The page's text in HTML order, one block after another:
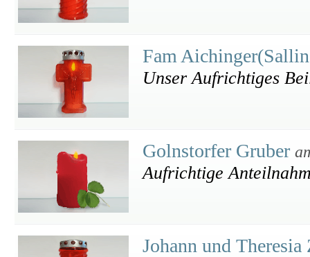
Fam
Unser Aufrichtiges
Golnstorfer Gruber
Aufrichtige
Johann und